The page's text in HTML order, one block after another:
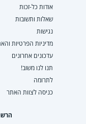
אודות כל-זכות
שאלות ותשובות
נגישות
מדיניות הפרטיות
עדכונים אחרונים
תנו לנו משוב!
לתרומה
כניסה לצוות האתר